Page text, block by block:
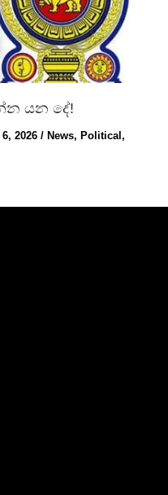
යන දේ!
2026/News,Political,